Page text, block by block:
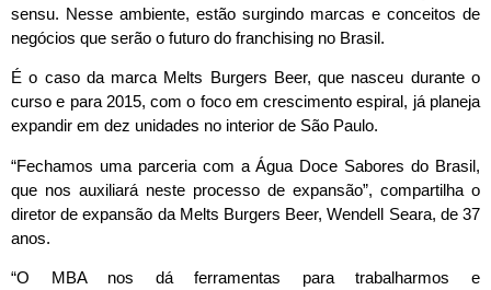
sensu. Nesse ambiente, estão surgindo marcas e conceitos de
negócios que serão o futuro do franchising no Brasil.
É o caso da marca Melts Burgers Beer, que nasceu durante o
curso e para 2015, com o foco em crescimento espiral, já planeja
expandir em dez unidades no interior de São Paulo.
“Fechamos uma parceria com a Água Doce Sabores do Brasil,
que nos auxiliará neste processo­ de expansão”, compartilha o
diretor de expansão da Melts Burgers Beer, Wendell Seara, de 37
anos.
“O MBA nos dá ferramentas para trabalharmos e